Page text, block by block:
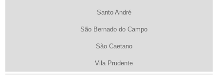
Santo André
São Bernado do Campo
São Caetano
Vila Prudente